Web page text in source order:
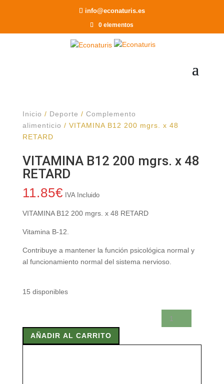
info@econaturis.es
0 elementos
Inicio / Deporte / Complemento
alimenticio / VITAMINA B12 200 mgrs. x 48
RETARD
VITAMINA B12 200 mgrs. x 48
RETARD
11.85€ IVA Incluido
VITAMINA B12 200 mgrs. x 48 RETARD
Vitamina B-12.
Contribuye a mantener la función psicológica normal y
al funcionamiento normal del sistema nervioso.
15 disponibles
B12
200AÑADIR AL CARRITO